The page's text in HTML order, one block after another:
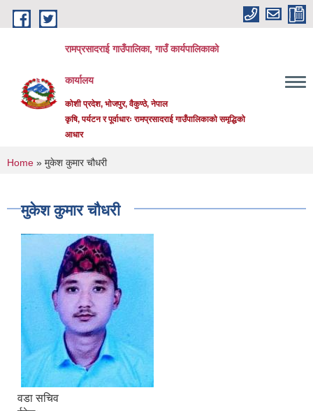
Skip to main content
रामप्रसादराई गाउँपालिका, गाउँ कार्यपालिकाको
कार्यालय
कोशी प्रदेश, भोजपुर, वैकुण्ठे, नेपाल
कृषि, पर्यटन र पूर्वाधारः रामप्रसादराई गाउँपालिकाको समृद्धिको
आधार
You are here
Home » मुकेश कुमार चौधरी
मुकेश कुमार चौधरी
वडा सचिव